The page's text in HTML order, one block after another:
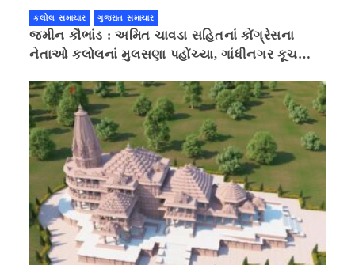
કલોલ સમાચાર ગુજરાત સમાચાર
જમીન કૌભાંડ : અમિત ચાવડા સહિતનાં કોંગ્રેસના
નેતાઓ કલોલનાં મુલસણા પહોંચ્યા, ગાંધીનગર કૂચ